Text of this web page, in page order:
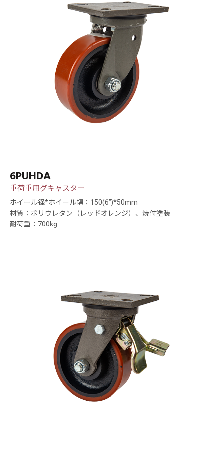
6PUHDA
重荷重用グキャスター
ホイール径*ホイール幅：150(6”)*50mm
材質：ポリウレタン（レッドオレンジ）、焼付塗装
耐荷重：700kg